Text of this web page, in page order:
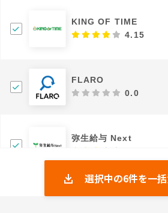
KING OF TIME
4.15
FLARO
0.0
弥生給与 Next
シフトラ
選択中の6件を一